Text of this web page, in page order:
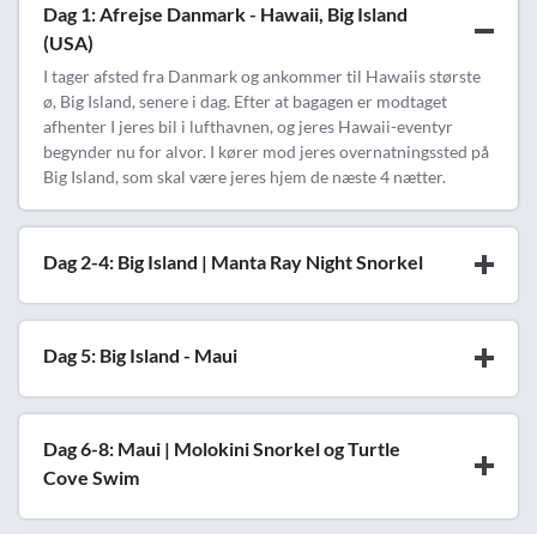
Dag 1: Afrejse Danmark - Hawaii, Big Island
(USA)
I tager afsted fra Danmark og ankommer til Hawaiis største
ø, Big Island, senere i dag. Efter at bagagen er modtaget
afhenter I jeres bil i lufthavnen, og jeres Hawaii-eventyr
begynder nu for alvor. I kører mod jeres overnatningssted på
Big Island, som skal være jeres hjem de næste 4 nætter.
Dag 2-4: Big Island | Manta Ray Night Snorkel
Dag 5: Big Island - Maui
Dag 6-8: Maui | Molokini Snorkel og Turtle
Cove Swim